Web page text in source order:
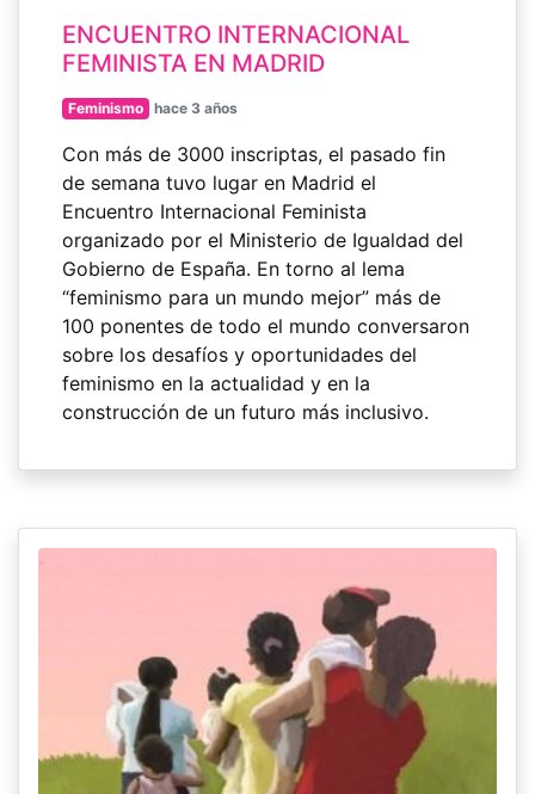
ENCUENTRO INTERNACIONAL
FEMINISTA EN MADRID
Feminismo hace 3 años
Con más de 3000 inscriptas, el pasado fin
de semana tuvo lugar en Madrid el
Encuentro Internacional Feminista
organizado por el Ministerio de Igualdad del
Gobierno de España. En torno al lema
“feminismo para un mundo mejor” más de
100 ponentes de todo el mundo conversaron
sobre los desafíos y oportunidades del
feminismo en la actualidad y en la
construcción de un futuro más inclusivo.